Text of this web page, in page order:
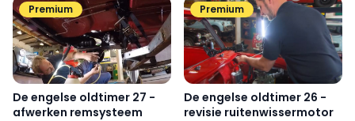
Premium
De engelse oldtimer 27 -
afwerken remsysteem
Premium
De engelse oldtimer 26 -
revisie ruitenwissermotor